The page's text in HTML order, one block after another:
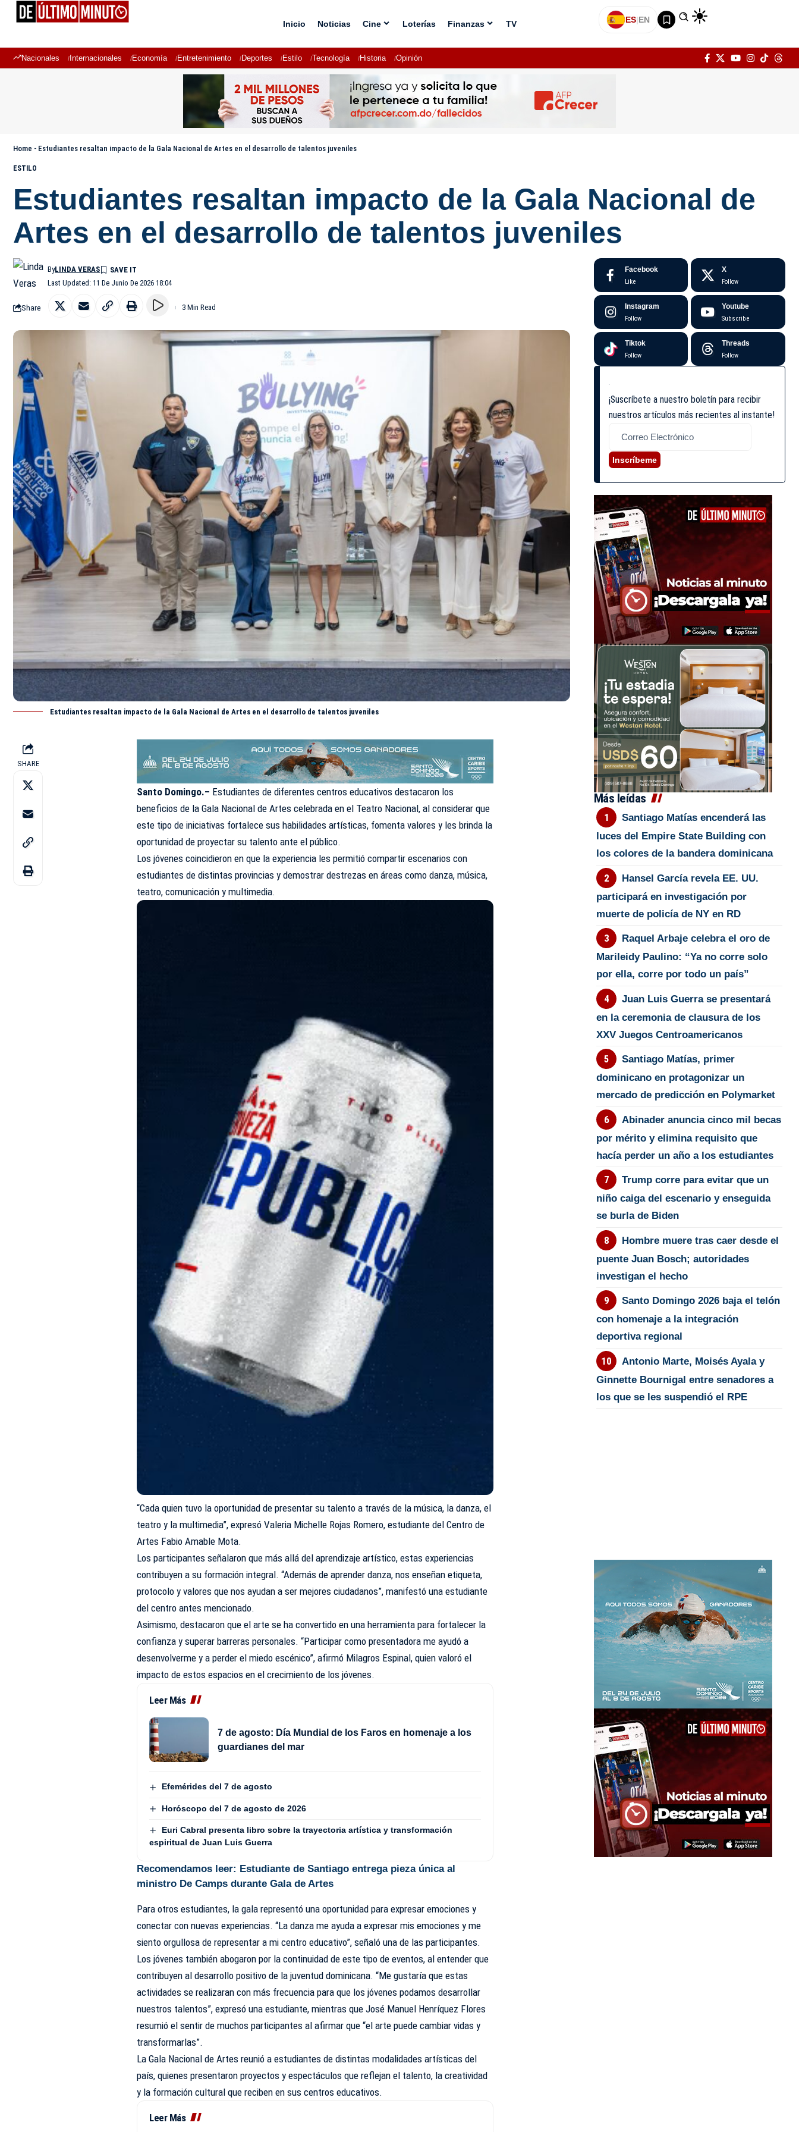
Inicio Noticias Cine Loterías Finanzas TV ES|EN
Nacionales Internacionales Economía Entretenimiento Deportes Estilo Tecnología Historia Opinión
Home - Estudiantes resaltan impacto de la Gala Nacional de Artes en el desarrollo de talentos juveniles
ESTILO
Estudiantes resaltan impacto de la Gala Nacional de
Artes en el desarrollo de talentos juveniles
Last Updated: 11 De Junio De 2026 18:04
ByLINDA VERAS
Share 3 Min Read
Estudiantes resaltan impacto de la Gala Nacional de Artes en el desarrollo de talentos juveniles
SHARE
Santo Domingo.– Estudiantes de diferentes centros educativos destacaron los
beneficios de la Gala Nacional de Artes celebrada en el Teatro Nacional, al considerar que
este tipo de iniciativas fortalece sus habilidades artísticas, fomenta valores y les brinda la
oportunidad de proyectar su talento ante el público.
Los jóvenes coincidieron en que la experiencia les permitió compartir escenarios con
estudiantes de distintas provincias y demostrar destrezas en áreas como danza, música,
teatro, comunicación y multimedia.
“Cada quien tuvo la oportunidad de presentar su talento a través de la música, la danza, el
teatro y la multimedia”, expresó Valeria Michelle Rojas Romero, estudiante del Centro de
Artes Fabio Amable Mota.
Los participantes señalaron que más allá del aprendizaje artístico, estas experiencias
contribuyen a su formación integral. “Además de aprender danza, nos enseñan etiqueta,
protocolo y valores que nos ayudan a ser mejores ciudadanos”, manifestó una estudiante
del centro antes mencionado.
Asimismo, destacaron que el arte se ha convertido en una herramienta para fortalecer la
confianza y superar barreras personales. “Participar como presentadora me ayudó a
desenvolverme y a perder el miedo escénico”, afirmó Milagros Espinal, quien valoró el
impacto de estos espacios en el crecimiento de los jóvenes.
Leer Más
7 de agosto: Día Mundial de los Faros en homenaje a los
guardianes del mar
Efemérides del 7 de agosto
Horóscopo del 7 de agosto de 2026
Euri Cabral presenta libro sobre la trayectoria artística y transformación
espiritual de Juan Luis Guerra
Recomendamos leer: Estudiante de Santiago entrega pieza única al
ministro De Camps durante Gala de Artes
Para otros estudiantes, la gala representó una oportunidad para expresar emociones y
conectar con nuevas experiencias. “La danza me ayuda a expresar mis emociones y me
siento orgullosa de representar a mi centro educativo”, señaló una de las participantes.
Los jóvenes también abogaron por la continuidad de este tipo de eventos, al entender que
contribuyen al desarrollo positivo de la juventud dominicana. “Me gustaría que estas
actividades se realizaran con más frecuencia para que los jóvenes podamos desarrollar
nuestros talentos”, expresó una estudiante, mientras que José Manuel Henríquez Flores
resumió el sentir de muchos participantes al afirmar que “el arte puede cambiar vidas y
transformarlas”.
La Gala Nacional de Artes reunió a estudiantes de distintas modalidades artísticas del
país, quienes presentaron proyectos y espectáculos que reflejan el talento, la creatividad
y la formación cultural que reciben en sus centros educativos.
Leer Más
Facebook
Like
X
Follow
Instagram
Follow
Youtube
Subscribe
Tiktok
Follow
Threads
Follow
¡Suscríbete a nuestro boletín para recibir
nuestros artículos más recientes al instante!
Inscríbeme
Más leídas
Santiago Matías encenderá las
luces del Empire State Building con
los colores de la bandera dominicana
Hansel García revela EE. UU.
participará en investigación por
muerte de policía de NY en RD
Raquel Arbaje celebra el oro de
Marileidy Paulino: “Ya no corre solo
por ella, corre por todo un país”
Juan Luis Guerra se presentará
en la ceremonia de clausura de los
XXV Juegos Centroamericanos
Santiago Matías, primer
dominicano en protagonizar un
mercado de predicción en Polymarket
Abinader anuncia cinco mil becas
por mérito y elimina requisito que
hacía perder un año a los estudiantes
Trump corre para evitar que un
niño caiga del escenario y enseguida
se burla de Biden
Hombre muere tras caer desde el
puente Juan Bosch; autoridades
investigan el hecho
Santo Domingo 2026 baja el telón
con homenaje a la integración
deportiva regional
Antonio Marte, Moisés Ayala y
Ginnette Bournigal entre senadores a
los que se les suspendió el RPE